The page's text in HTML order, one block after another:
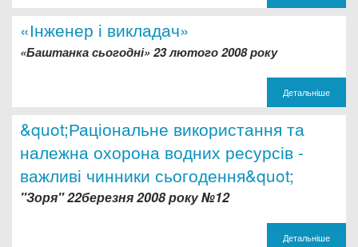
«Інженер і викладач»
«Баштанка сьогодні» 23 лютого 2008 року
Детальніше
&quot;Раціональне використання та
належна охорона водних ресурсів -
важливі чинники сьогодення&quot;
"Зоря" 22березня 2008 року №12
Детальніше